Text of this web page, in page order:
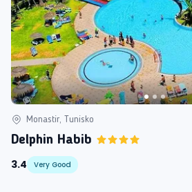
Monastir, Tunisko
Delphin Habib
3.4
Very Good